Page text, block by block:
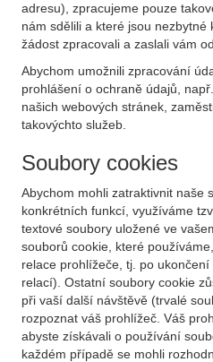
adresu), zpracujeme pouze
nám sdělili a které jsou nezbytné
žádost zpracovali a zaslali vám
Abychom umožnili zpracování
prohlášení o ochraně údajů,
našich webových stránek,
takovýchto služeb.
Soubory cookies
Abychom mohli zatraktivnit naše
konkrétních funkcí, využíváme
textové soubory uložené ve
souborů cookie, které
relace prohlížeče, tj. po
relací). Ostatní soubory cookie
při vaší další návštěvě (trvalé
rozpoznat váš prohlížeč. Váš
abyste získávali o používání
každém případě se mohli